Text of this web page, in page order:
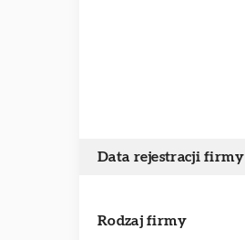
Data rejestracji firmy
Rodzaj firmy